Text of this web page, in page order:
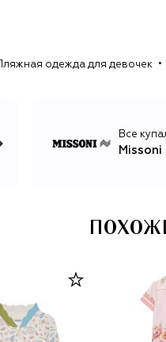
Пляжная одежда для девочек
Все
Missoni